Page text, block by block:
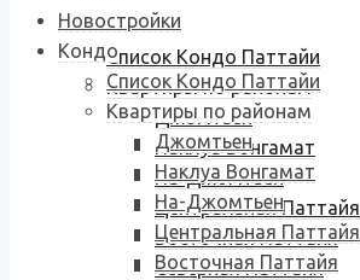
Список Кондо Паттайи
Квартиры по районам
Джомтьен
Наклуа Вонгамат
На-Джомтьен
Центральная Паттайя
Восточная Паттайя
Северная Паттайя
Новостройки
Кондо
Список Кондо Паттайи
Квартиры по районам
Джомтьен
Наклуа Вонгамат
На-Джомтьен
Центральная Паттайя
Восточная Паттайя